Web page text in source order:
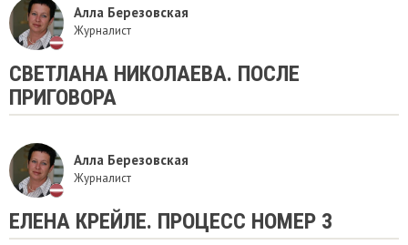
Алла Березовская
Журналист
СВЕТЛАНА НИКОЛАЕВА. ПОСЛЕ
ПРИГОВОРА
Алла Березовская
Журналист
ЕЛЕНА КРЕЙЛЕ. ПРОЦЕСС НОМЕР 3